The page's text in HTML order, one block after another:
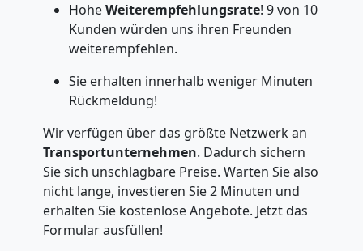
HoheWeiterempfehlungsrate! 9 von 10
Kunden würden uns ihren Freunden
weiterempfehlen.
Sie erhalten innerhalb weniger Minuten
Rückmeldung!
Wir verfügen über das größte Netzwerk an
Transportunternehmen. Dadurch sichern
Sie sich unschlagbare Preise. Warten Sie also
nicht lange, investieren Sie 2 Minuten und
erhalten Sie kostenlose Angebote. Jetzt das
Formular ausfüllen!